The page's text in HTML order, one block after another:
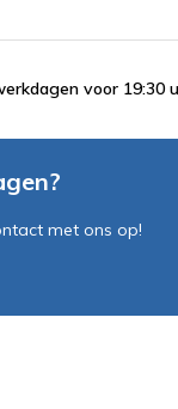
voor 19:30
met ons op!